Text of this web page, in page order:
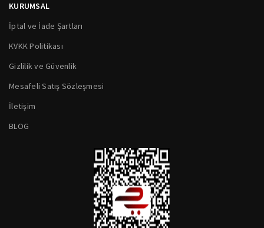
KURUMSAL
İptal ve İade Şartları
KVKK Politikası
Gizlilik ve Güvenlik
Mesafeli Satış Sözleşmesi
İletişim
BLOG